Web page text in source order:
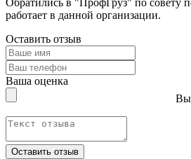
работает в данной организации.
Оставить отзыв
Ваша оценка
Оставить отзыв